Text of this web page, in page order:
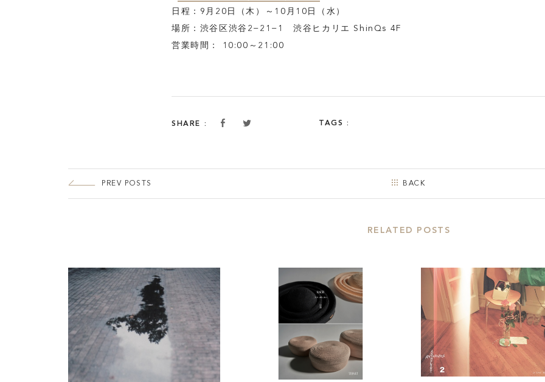
日程：9月20日（木）～10月10日（水）
場所：渋谷区渋谷2−21−1 渋谷ヒカリエ ShinQs 4F
営業時間： 10:00～21:00
SHARE : TAGS :
PREV POSTS BACK
RELATED POSTS